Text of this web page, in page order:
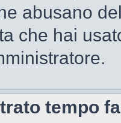
abusano
che hai
tempo